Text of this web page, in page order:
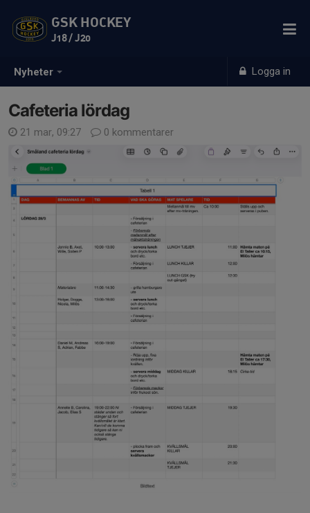
Nyheter Logga in
GSK HOCKEY
J18 / J20
Cafeteria lördag
21 mar, 09:27 0 kommentarer